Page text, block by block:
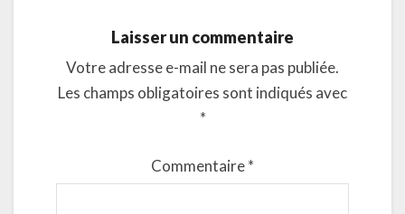
Laisser un commentaire
Votre adresse e-mail ne sera pas publiée.
Les champs obligatoires sont indiqués avec
*
Commentaire*